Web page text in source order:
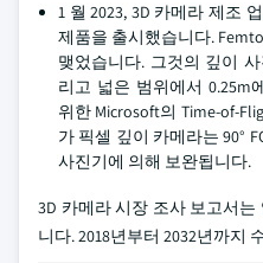
1 월 2023, 3D 카메라 제조
제품을 출시했습니다.
맺었습니다. 그것의 깊이
리고 넓은 범위에서 0.25m
위한 Microsoft의 Time-of-
가 픽셀 깊이 카메라는 90°
사진기에 의해 보완됩니다.
3D 카메라 시장 조사 보고서
니다. 2018년부터 2032년까지